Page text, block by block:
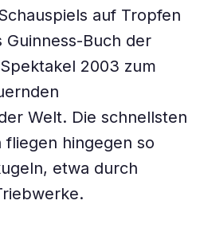
auf Tropfen
Guinness-Buch der
2003 zum
Welt. Die schnellsten
hingegen so
etwa durch